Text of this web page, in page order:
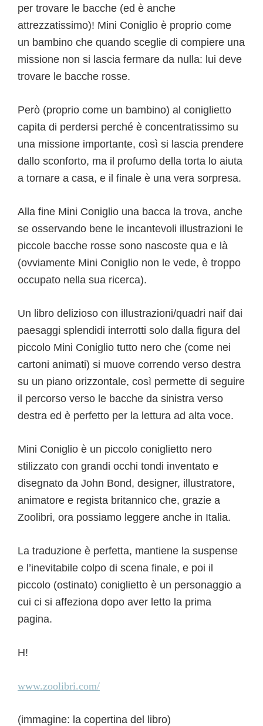
per trovare le bacche (ed è anche
attrezzatissimo)! Mini Coniglio è proprio come
un bambino che quando sceglie di compiere una
missione non si lascia fermare da nulla: lui deve
trovare le bacche rosse.
Però (proprio come un bambino) al coniglietto
capita di perdersi perché è concentratissimo su
una missione importante, così si lascia prendere
dallo sconforto, ma il profumo della torta lo aiuta
a tornare a casa, e il finale è una vera sorpresa.
Alla fine Mini Coniglio una bacca la trova, anche
se osservando bene le incantevoli illustrazioni le
piccole bacche rosse sono nascoste qua e là
(ovviamente Mini Coniglio non le vede, è troppo
occupato nella sua ricerca).
Un libro delizioso con illustrazioni/quadri naif dai
paesaggi splendidi interrotti solo dalla figura del
piccolo Mini Coniglio tutto nero che (come nei
cartoni animati) si muove correndo verso destra
su un piano orizzontale, così permette di seguire
il percorso verso le bacche da sinistra verso
destra ed è perfetto per la lettura ad alta voce.
Mini Coniglio è un piccolo coniglietto nero
stilizzato con grandi occhi tondi inventato e
disegnato da John Bond, designer, illustratore,
animatore e regista britannico che, grazie a
Zoolibri, ora possiamo leggere anche in Italia.
La traduzione è perfetta, mantiene la suspense
e l’inevitabile colpo di scena finale, e poi il
piccolo (ostinato) coniglietto è un personaggio a
cui ci si affeziona dopo aver letto la prima
pagina.
H!
www.zoolibri.com/
(immagine: la copertina del libro)